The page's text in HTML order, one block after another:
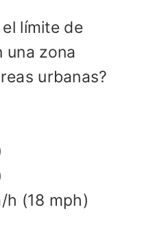
límite de
una zona
urbanas?
h (18 mph)